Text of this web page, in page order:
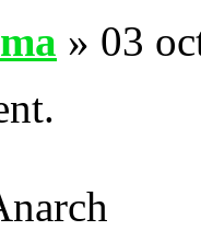
» 03